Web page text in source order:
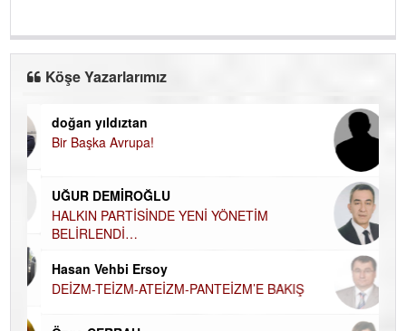
Köşe Yazarlarımız
doğan yıldıztan
Bir Başka Avrupa!
UĞUR DEMİROĞLU
HALKIN PARTİSİNDE YENİ YÖNETİM
BELİRLENDİ…
Hasan Vehbi Ersoy
DEİZM-TEİZM-ATEİZM-PANTEİZM’E BAKIŞ